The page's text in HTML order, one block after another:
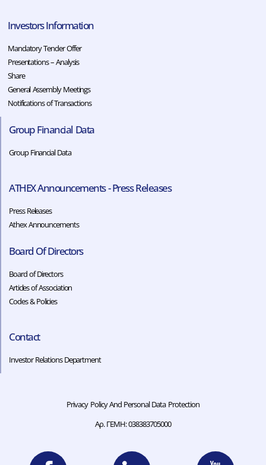
Investors Information
Mandatory Tender Offer
Presentations – Analysis
Share
General Assembly Meetings
Notifications of Transactions
Group Financial Data
Group Financial Data
ATHEX Announcements - Press Releases
Press Releases
Athex Announcements
Board Of Directors
Board of Directors
Articles of Association
Codes & Policies​​
Contact
Investor Relations Department
Privacy Policy And Personal Data Protection
Αρ. ΓΕΜΗ: 038383705000